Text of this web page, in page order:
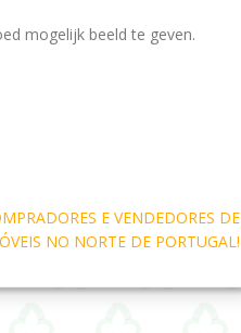
mogelijk beeld te geven.
E VENDEDORES DE
NO NORTE DE PORTUGAL!